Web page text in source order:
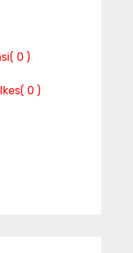
( 0 )
( 0 )